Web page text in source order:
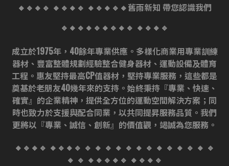
🔸🔹🔸🔹 🔸🔹🔸🔹 🔸🔹🔸🔹🔸舊雨新知 帶您認識我們
🔹🔸🔹🔸🔹🔸🔹🔸🔹 🔸🔹🔸🔹
成立於1975年，40餘年專業供應。多樣化商業用專業訓練
器材、豐富整體規劃經驗整合健身器材、運動設備及體育
工程。惠友堅持最高CP值器材，堅持專業服務，這些都是
奠基於老朋友40幾年來的支持。始終秉持『專業、快速、
確實』的企業精神，提供全方位的運動空間解決方案；同
時也致力於支援與配合同業，以共同提昇服務品質。我們
更將以『專業、誠信、創新』的價值觀，竭誠為您服務。
🔸🔹🔸🔹 🔸🔹🔸🔹 🔹 🔸 🔹 🔸 🔹 🔸 🔹 🔸 🔹 🔸 🔹 🔸 🔹
🔸 🔹 🔸🔸🔹🔸🔹 🔸🔹🔸🔹